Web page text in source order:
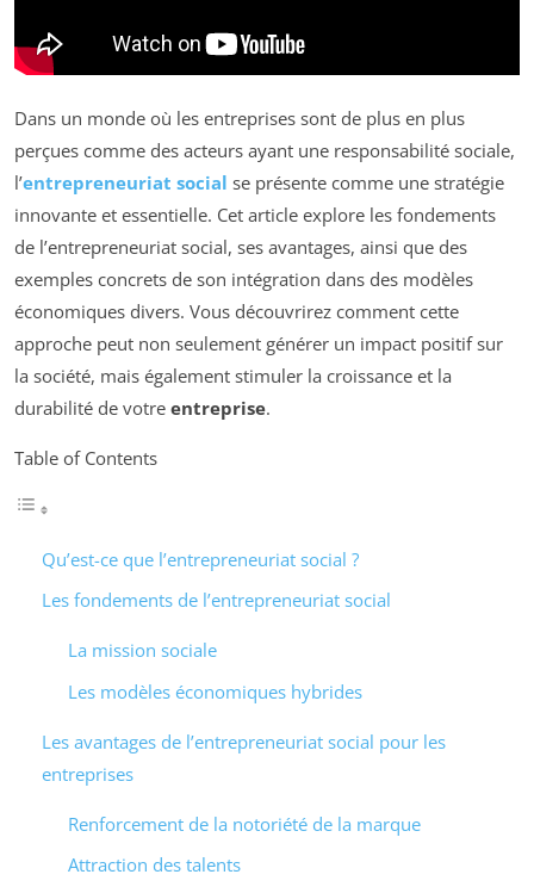
Dans un monde où les entreprises sont de plus en plus
perçues comme des acteurs ayant une responsabilité sociale,
l’entrepreneuriat social se présente comme une stratégie
innovante et essentielle. Cet article explore les fondements
de l’entrepreneuriat social, ses avantages, ainsi que des
exemples concrets de son intégration dans des modèles
économiques divers. Vous découvrirez comment cette
approche peut non seulement générer un impact positif sur
la société, mais également stimuler la croissance et la
durabilité de votre entreprise.
Table of Contents
Qu’est-ce que l’entrepreneuriat social ?
Les fondements de l’entrepreneuriat social
La mission sociale
Les modèles économiques hybrides
Les avantages de l’entrepreneuriat social pour les
entreprises
Renforcement de la notoriété de la marque
Attraction des talents